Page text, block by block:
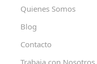
Quienes Somos
Blog
Contacto